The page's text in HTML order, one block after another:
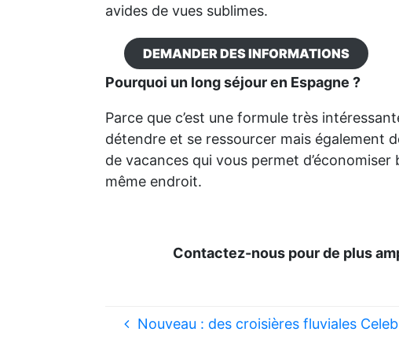
avides de vues sublimes.
DEMANDER DES INFORMATIONS
Pourquoi un long séjour en Espagne ?
Parce que c’est une formule très
détendre et se ressourcer mais également
de vacances qui vous permet
même endroit.
Contactez-nous pour de plus
Nouveau : des croisières fluviales